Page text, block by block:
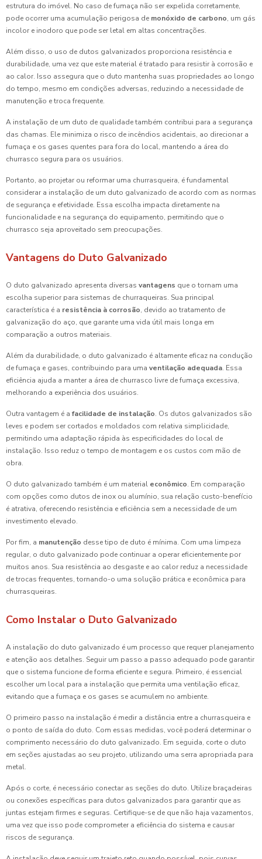
estrutura do imóvel. No caso de fumaça não ser expelida corretamente,
pode ocorrer uma acumulação perigosa de monóxido de carbono, um gás
incolor e inodoro que pode ser letal em altas concentrações.
Além disso, o uso de dutos galvanizados proporciona resistência e
durabilidade, uma vez que este material é tratado para resistir à corrosão e
ao calor. Isso assegura que o duto mantenha suas propriedades ao longo
do tempo, mesmo em condições adversas, reduzindo a necessidade de
manutenção e troca frequente.
A instalação de um duto de qualidade também contribui para a segurança
das chamas. Ele minimiza o risco de incêndios acidentais, ao direcionar a
fumaça e os gases quentes para fora do local, mantendo a área do
churrasco segura para os usuários.
Portanto, ao projetar ou reformar uma churrasqueira, é fundamental
considerar a instalação de um duto galvanizado de acordo com as normas
de segurança e efetividade. Essa escolha impacta diretamente na
funcionalidade e na segurança do equipamento, permitindo que o
churrasco seja aproveitado sem preocupações.
Vantagens do Duto Galvanizado
O duto galvanizado apresenta diversas vantagens que o tornam uma
escolha superior para sistemas de churraqueiras. Sua principal
característica é a resistência à corrosão, devido ao tratamento de
galvanização do aço, que garante uma vida útil mais longa em
comparação a outros materiais.
Além da durabilidade, o duto galvanizado é altamente eficaz na condução
de fumaça e gases, contribuindo para uma ventilação adequada. Essa
eficiência ajuda a manter a área de churrasco livre de fumaça excessiva,
melhorando a experiência dos usuários.
Outra vantagem é a facilidade de instalação. Os dutos galvanizados são
leves e podem ser cortados e moldados com relativa simplicidade,
permitindo uma adaptação rápida às especificidades do local de
instalação. Isso reduz o tempo de montagem e os custos com mão de
obra.
O duto galvanizado também é um material econômico. Em comparação
com opções como dutos de inox ou alumínio, sua relação custo-benefício
é atrativa, oferecendo resistência e eficiência sem a necessidade de um
investimento elevado.
Por fim, a manutenção desse tipo de duto é mínima. Com uma limpeza
regular, o duto galvanizado pode continuar a operar eficientemente por
muitos anos. Sua resistência ao desgaste e ao calor reduz a necessidade
de trocas frequentes, tornando-o uma solução prática e econômica para
churrasqueiras.
Como Instalar o Duto Galvanizado
A instalação do duto galvanizado é um processo que requer planejamento
e atenção aos detalhes. Seguir um passo a passo adequado pode garantir
que o sistema funcione de forma eficiente e segura. Primeiro, é essencial
escolher um local para a instalação que permita uma ventilação eficaz,
evitando que a fumaça e os gases se acumulem no ambiente.
O primeiro passo na instalação é medir a distância entre a churrasqueira e
o ponto de saída do duto. Com essas medidas, você poderá determinar o
comprimento necessário do duto galvanizado. Em seguida, corte o duto
em seções ajustadas ao seu projeto, utilizando uma serra apropriada para
metal.
Após o corte, é necessário conectar as seções do duto. Utilize braçadeiras
ou conexões específicas para dutos galvanizados para garantir que as
juntas estejam firmes e seguras. Certifique-se de que não haja vazamentos,
uma vez que isso pode comprometer a eficiência do sistema e causar
riscos de segurança.